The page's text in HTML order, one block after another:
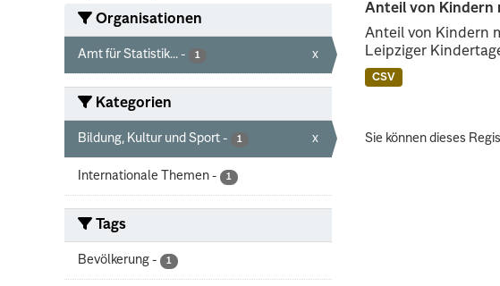
Organisationen
Amt für Statistik... - 1 x
Kategorien
Bildung, Kultur und Sport - 1 x
Internationale Themen - 1
Tags
Bevölkerung - 1
Anteil von Kindern
Anteil von Kindern
Leipziger
CSV
Sie können dieses